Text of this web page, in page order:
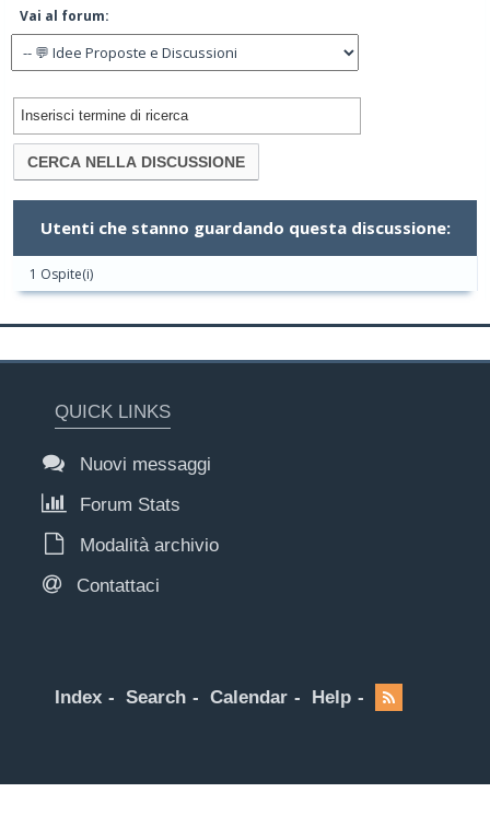
Vai al forum:
Utenti che stanno guardando questa discussione:
1 Ospite(i)
QUICK LINKS
Nuovi messaggi
Forum Stats
Modalità archivio
Contattaci
Index Search Calendar Help